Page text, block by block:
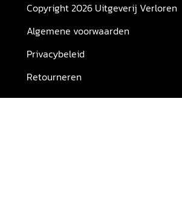
Copyright 2026 Uitgeverij Verloren
Algemene voorwaarden
Privacybeleid
Retourneren